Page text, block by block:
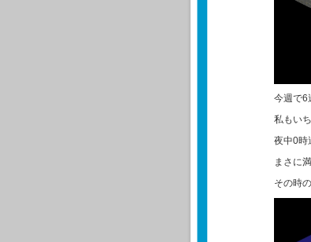
今週で6
私もい
夜中0時
まさに
その時